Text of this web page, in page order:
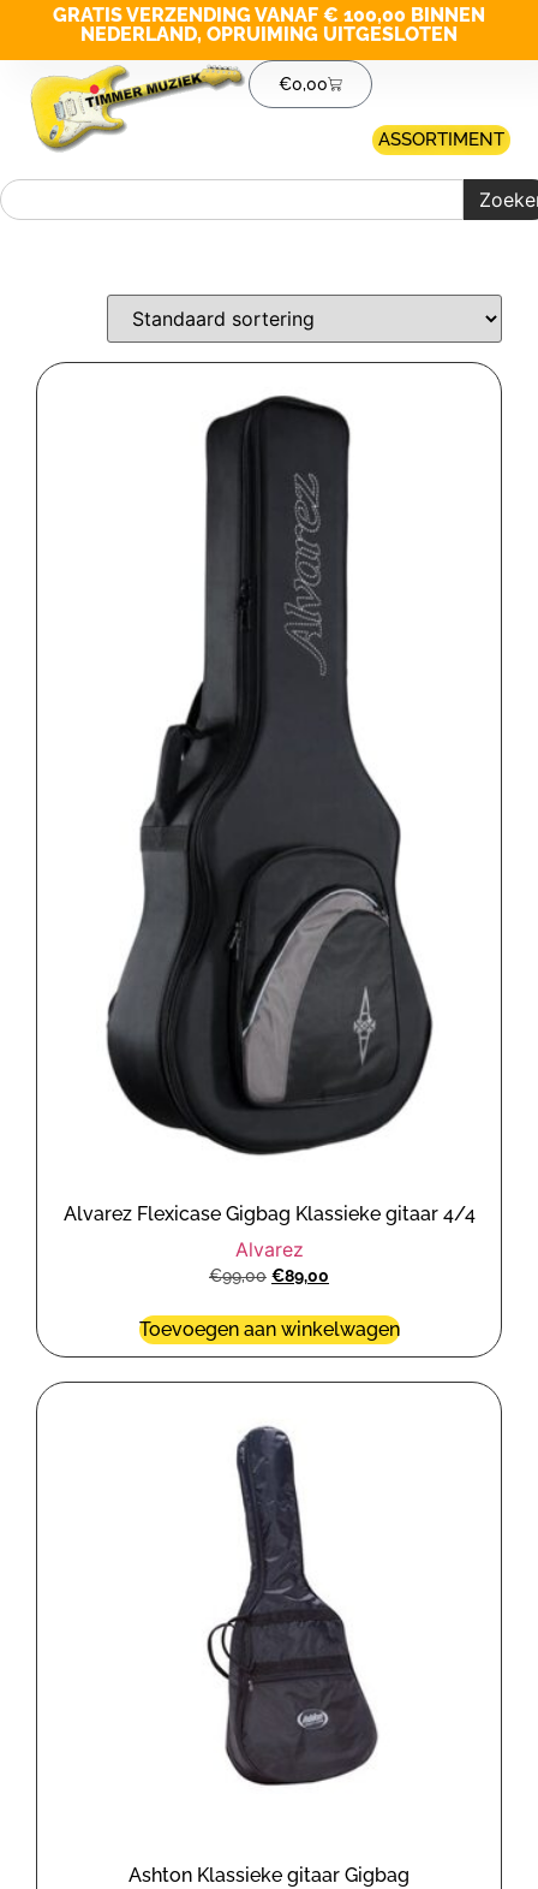
GRATIS VERZENDING VANAF € 100,00 BINNEN
NEDERLAND, OPRUIMING UITGESLOTEN
€0,00
ASSORTIMENT
Merk filter
Alvarez Flexicase Gigbag Klassieke gitaar 4/4
Alvarez
€99,00 €89,00
Toevoegen aan winkelwagen
Ashton Klassieke gitaar Gigbag